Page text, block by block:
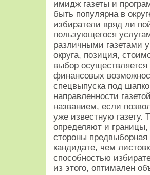
имидж газеты и
быть популярна в
избиратели вряд ли
пользующегося
различными газетами
округа, позиция,
выбор
финансовых
спецвыпуска под
направленности
названием, если
уже известную газету.
определяют и
стороны
кандидате, чем
способностью
из этого, оптимален